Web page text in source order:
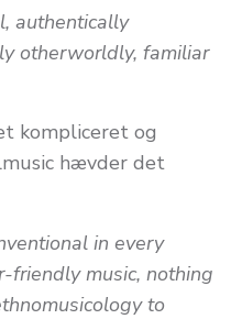
authentically
otherworldly, familiar
kompliceret og
hævder det
in every
friendly music, nothing
to